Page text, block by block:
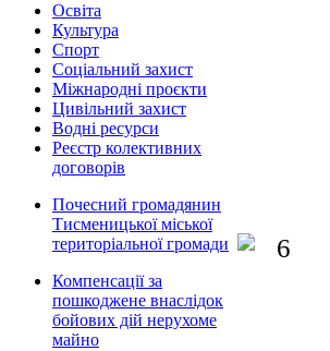
Освіта
Культура
Спорт
Соціальний захист
Міжнародні проєкти
Цивільний захист
Водні ресурси
Реєстр колективних
договорів
Почесний громадянин
Тисменицької міської
територіальної громади
Компенсації за
пошкоджене внаслідок
бойових дій нерухоме
майно